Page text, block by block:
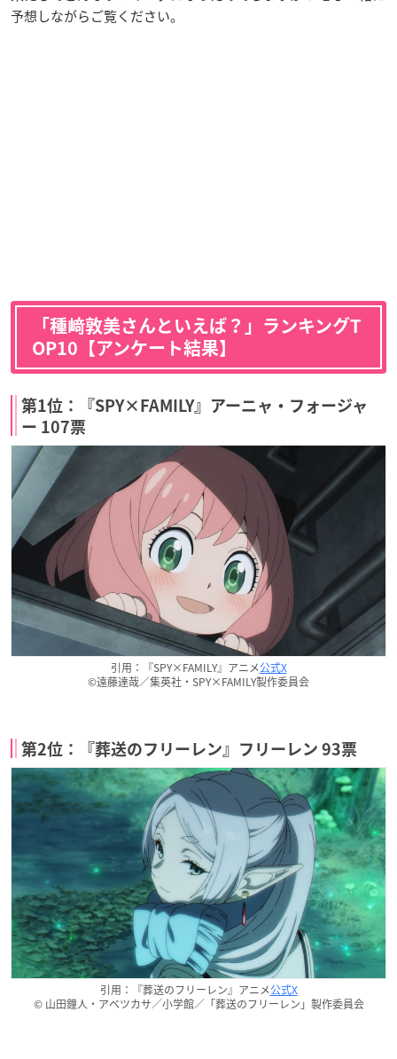
予想しながらご覧ください。
「種﨑敦美さんといえば？」ランキングT
OP10【アンケート結果】
第1位：『SPY×FAMILY』アーニャ・フォージャ
ー 107票
引用：『SPY×FAMILY』アニメ公式X
©遠藤達哉／集英社・SPY×FAMILY製作委員会
第2位：『葬送のフリーレン』フリーレン 93票
引用：『葬送のフリーレン』アニメ公式X
© 山田鐘人・アベツカサ／小学館／「葬送のフリーレン」製作委員会